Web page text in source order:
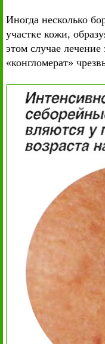
Иногда несколько
участке кожи,
этом случае
«конгломерат»